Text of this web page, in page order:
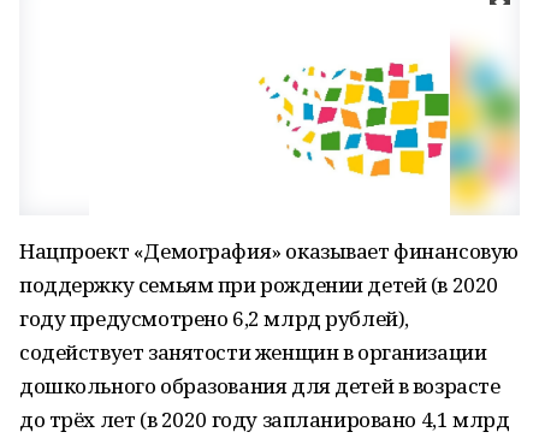
Нацпроект «Демография» оказывает финансовую
поддержку семьям при рождении детей (в 2020
году предусмотрено 6,2 млрд рублей),
содействует занятости женщин в организации
дошкольного образования для детей в возрасте
до трёх лет (в 2020 году запланировано 4,1 млрд